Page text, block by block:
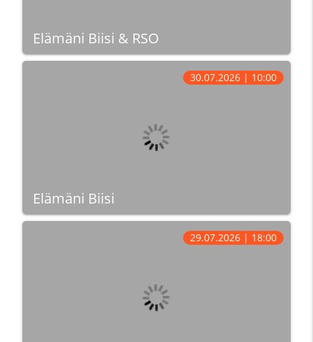
Elämäni Biisi & RSO
Elämäni Biisi
30.07.2026 | 10:00
29.07.2026 | 18:00